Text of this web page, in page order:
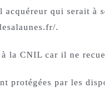
acquéreur qui serait à
.
à la CNIL car il ne
protégées par les